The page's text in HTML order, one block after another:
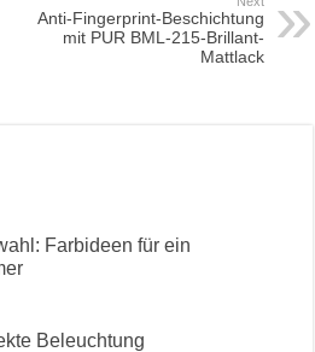
Anti-Fingerprint-Beschichtung
mit PUR BML-215-Brillant-
Mattlack
Farbideen für ein
Beleuchtung